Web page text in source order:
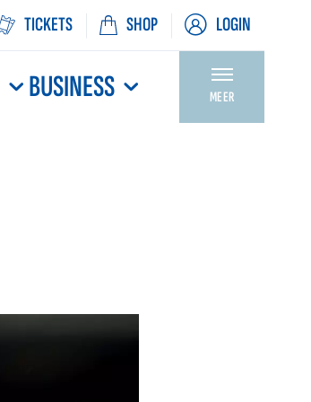
TICKETS SHOP LOGIN
BUSINESS MEER